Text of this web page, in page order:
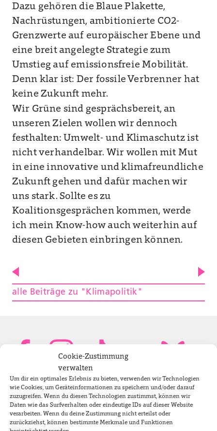
Cookie-Zustimmung
verwalten
Um dir ein optimales Erlebnis zu bieten, verwenden wir Technologien
wie Cookies, um Geräteinformationen zu speichern und/oder darauf
zuzugreifen. Wenn du diesen Technologien zustimmst, können wir
Daten wie das Surfverhalten oder eindeutige IDs auf dieser Website
verarbeiten. Wenn du deine Zustimmung nicht erteilst oder
zurückziehst, können bestimmte Merkmale und Funktionen
Dazu gehören die Blaue Plakette,
Nachrüstungen, ambitionierte CO2-
Grenzwerte auf europäischer Ebene und
eine breit angelegte Strategie zum
Umstieg auf emissionsfreie Mobilität.
Denn klar ist: Der fossile Verbrenner hat
keine Zukunft mehr.
Wir Grüne sind gesprächsbereit, an
unseren Zielen wollen wir dennoch
festhalten: Umwelt- und Klimaschutz ist
nicht verhandelbar. Wir wollen mit Mut
in eine innovative und klimafreundliche
Zukunft gehen und dafür machen wir
uns stark. Sollte es zu
Koalitionsgesprächen kommen, werde
ich mein Know-how auch weiterhin auf
diesen Gebieten einbringen können.
alle Beiträge zu "Klimapolitik"
Bundestagsabgeordnete
Newsletter